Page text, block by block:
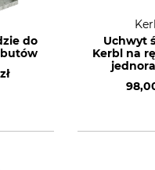
do
Uchwyt
Kerbl na